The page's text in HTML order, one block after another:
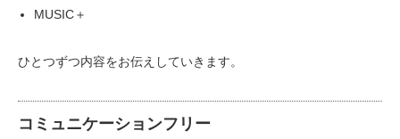
MUSIC＋
ひとつずつ内容をお伝えしていきます。
コミュニケーションフリー